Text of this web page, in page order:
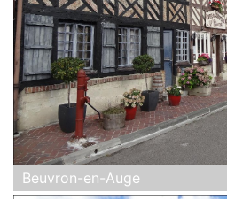
Beuvron-en-Auge